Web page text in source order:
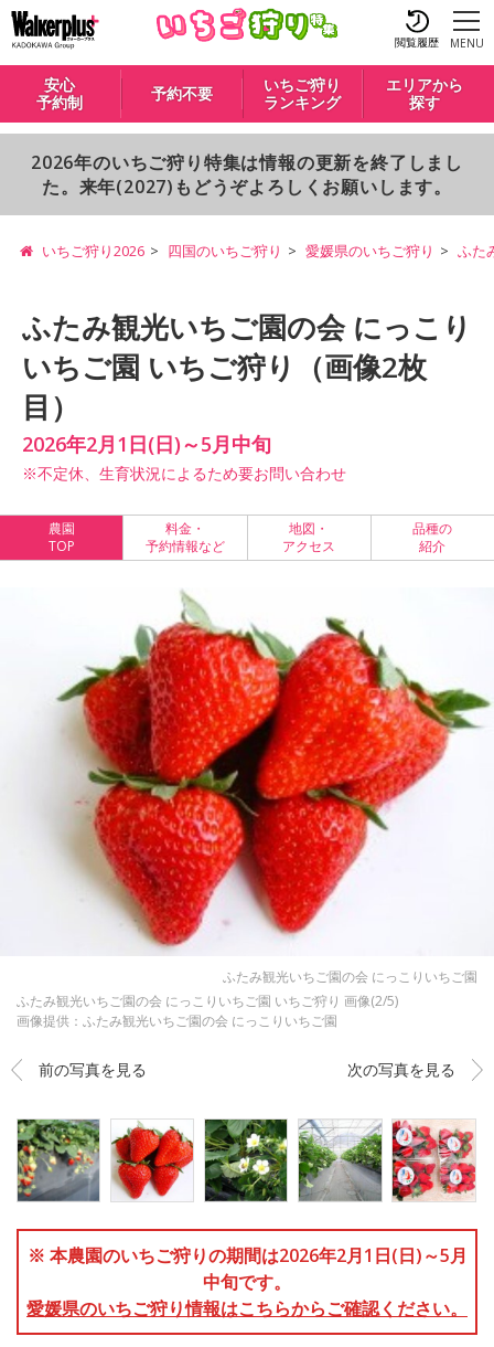
閲覧履歴 MENU
安心
予約制
予約不要
いちご狩り
ランキング
エリアから
探す
2026年のいちご狩り特集は情報の更新を終了しまし
た。来年(2027)もどうぞよろしくお願いします。
いちご狩り2026 四国のいちご狩り 愛媛県のいちご狩り ふた
ふたみ観光いちご園の会 にっこり
いちご園 いちご狩り（画像2枚
目）
2026年2月1日(日)～5月中旬
※不定休、生育状況によるため要お問い合わせ
農園
TOP
料金・
予約情報など
地図・
アクセス
品種の
紹介
ふたみ観光いちご園の会 にっこりいちご園
ふたみ観光いちご園の会 にっこりいちご園 いちご狩り 画像(2/5)
画像提供：ふたみ観光いちご園の会 にっこりいちご園
前の写真を見る 次の写真を見る
※ 本農園のいちご狩りの期間は2026年2月1日(日)～5月
中旬です。
愛媛県のいちご狩り情報はこちらからご確認ください。